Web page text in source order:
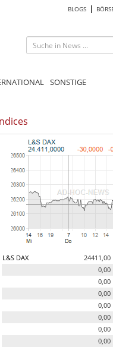
BLOGS
SONSTIGE
L&S DAX 24411,00
0,00
0,00
0,00
0,00
0,00
0,00
0,00